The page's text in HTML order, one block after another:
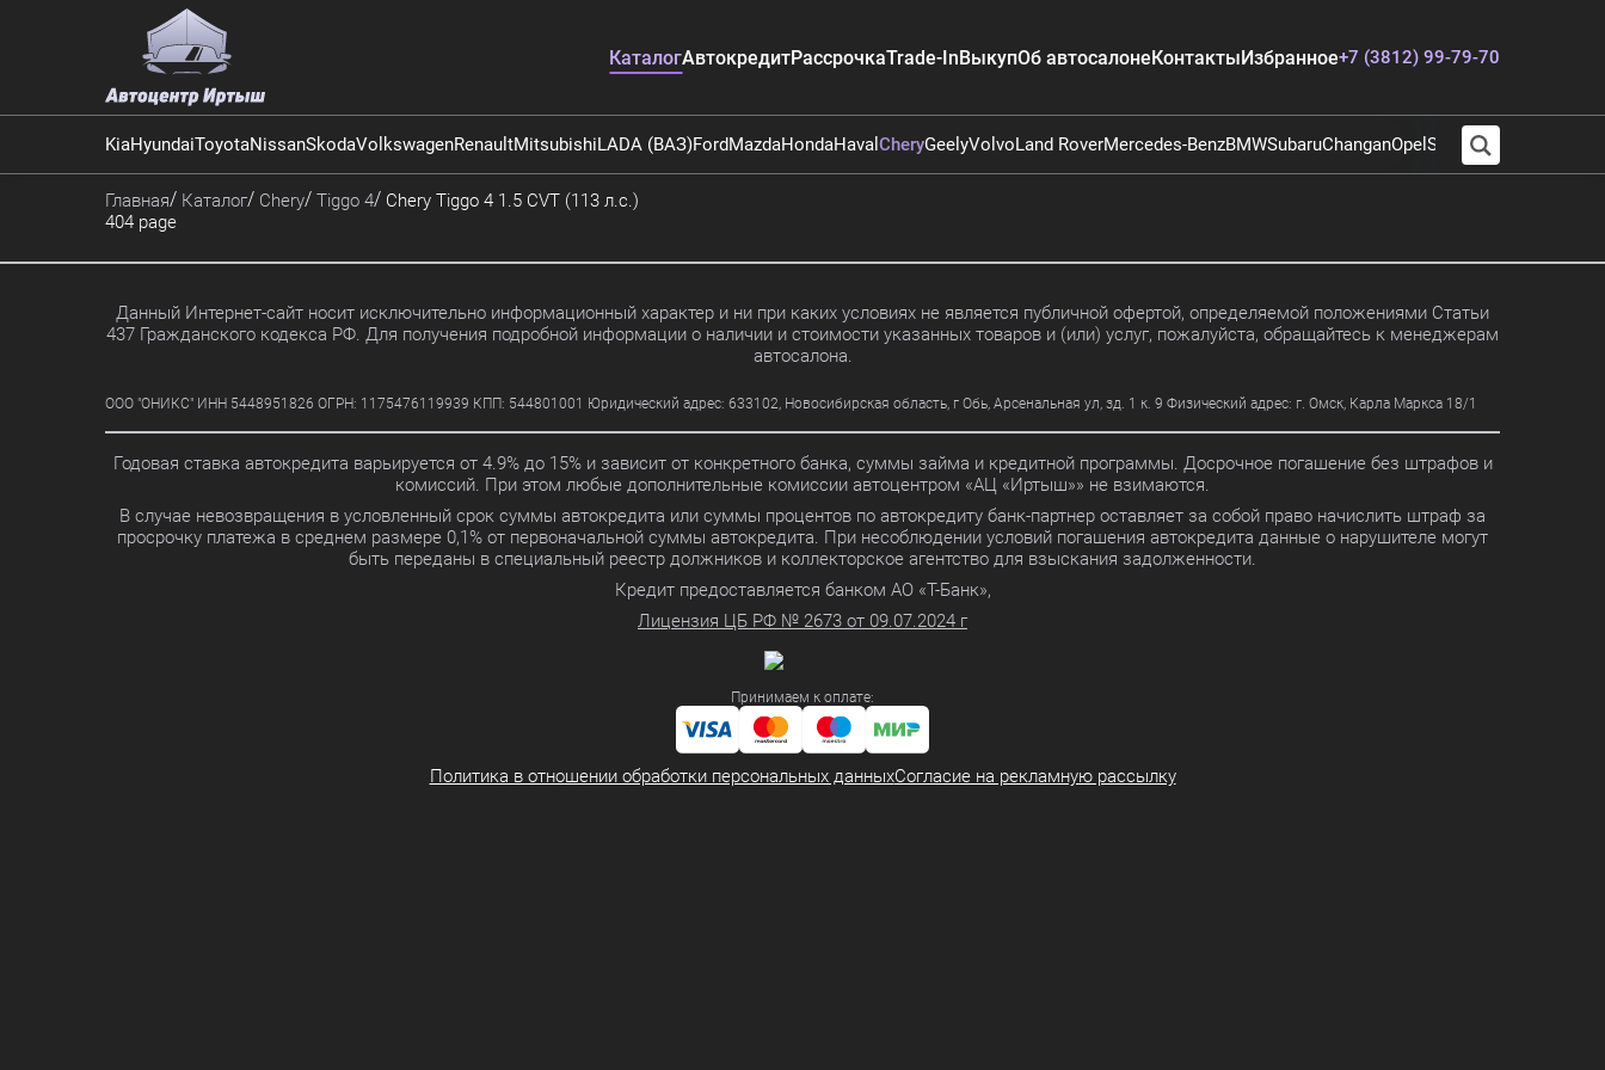
КаталогАвтокредитРассрочкаTrade-InВыкупОб автосалонеКонтактыИзбранное+7 (3812) 99-79-70
KiaHyundaiToyotaNissanSkodaVolkswagenRenaultMitsubishiLADA (ВАЗ)FordMazdaHondaHaval CheryGeelyVolvoLand RoverMercedes-BenzBMWSubaruChanganOpel SuzukiAudi
Главная Каталог Chery Tiggo 4
Chery Tiggo 4 1.5 CVT (113 л.с.)
404 page
Данный Интернет-сайт носит исключительно информационный характер и ни при каких условиях не является публичной офертой, определяемой положениями Статьи
437 Гражданского кодекса РФ. Для получения подробной информации о наличии и стоимости указанных товаров и (или) услуг, пожалуйста, обращайтесь к менеджерам
автосалона.
ООО "ОНИКС" ИНН 5448951826 ОГРН: 1175476119939 КПП: 544801001 Юридический адрес: 633102, Новосибирская область, г Обь, Арсенальная ул, зд. 1 к. 9 Физический адрес: г. Омск, Карла Маркса 18/1
Годовая ставка автокредита варьируется от 4.9% до 15% и зависит от конкретного банка, суммы займа и кредитной программы. Досрочное погашение без штрафов и
комиссий. При этом любые дополнительные комиссии автоцентром «АЦ «Иртыш»» не взимаются.
В случае невозвращения в условленный срок суммы автокредита или суммы процентов по автокредиту банк-партнер оставляет за собой право начислить штраф за
просрочку платежа в среднем размере 0,1% от первоначальной суммы автокредита. При несоблюдении условий погашения автокредита данные о нарушителе могут
быть переданы в специальный реестр должников и коллекторское агентство для взыскания задолженности.
Кредит предоставляется банком АО «Т-Банк»,
Лицензия ЦБ РФ № 2673 от 09.07.2024 г
Принимаем к оплате:
Политика в отношении обработки персональных данныхСогласие на рекламную рассылку